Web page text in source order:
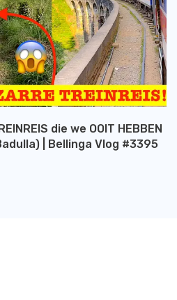
die we OOIT HEBBEN
| Bellinga Vlog #3395